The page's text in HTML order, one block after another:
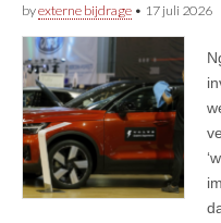
byexterne bijdrage • 17 juli 2026